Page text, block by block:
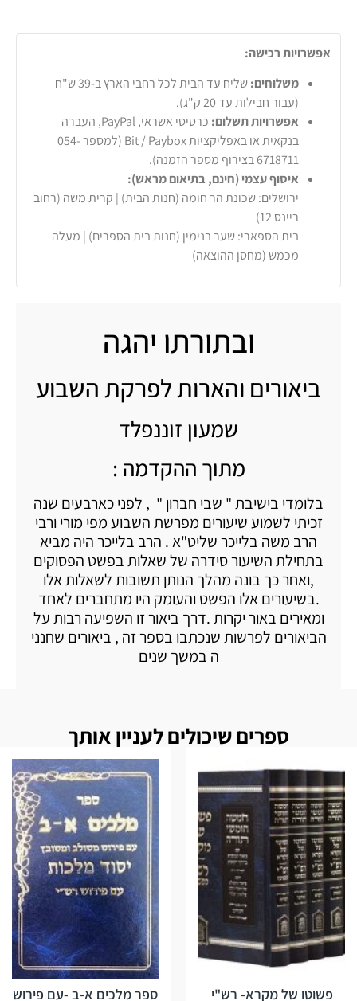
אפשרויות רכישה:
משלוחים:
שליח עד הבית לכל רחבי הארץ ב-39 ש"ח
(עבור חבילות עד 20 ק"ג).
אפשרויות תשלום:
כרטיסי אשראי, PayPal, העברה
בנקאית או באפליקציות Bit / Paybox (למספר 054-
6718711 בצירוף מספר הזמנה).
איסוף עצמי (חינם, בתיאום מראש):
ירושלים: שכונת הר חומה (חנות הבית) | קרית משה (רחוב
ריינס 12)
בית הספארי: שער בנימין (חנות בית הספרים) | מעלה
מכמש (מחסן ההוצאה)
ובתורתו יהגה
ביאורים והארות לפרקת השבוע
שמעון זוננפלד
מתוך ההקדמה :
בלומדי בישיבת " שבי חברון " , לפני כארבעים שנה
זכיתי לשמוע שיעורים מפרשת השבוע מפי מורי ורבי
הרב משה בלייכר שליט"א . הרב בלייכר היה מביא
בתחילת השיעור סידרה של שאלות בפשט הפסוקים
,ואחר כך בונה מהלך הנותן תשובות לשאלות אלו
.בשיעורים אלו הפשט והעומק היו מתחברים לאחד
ומאירים באור יקרות .דרך ביאור זו השפיעה רבות על
הביאורים לפרשות שנכתבו בספר זה , ביאורים שחנני
ה במשך שנים
ספרים שיכולים לעניין אותך
פשוטו של מקרא- רש"י ספר מלכים א-ב -עם פירוש